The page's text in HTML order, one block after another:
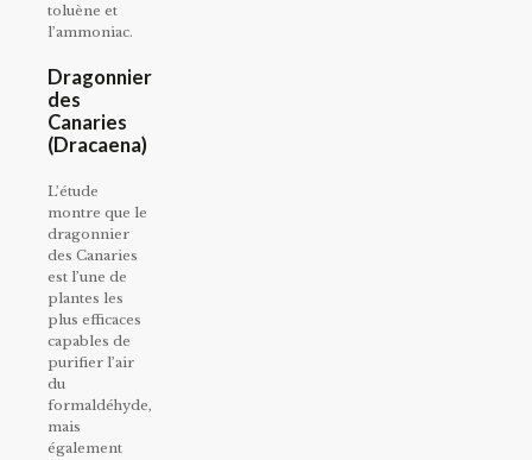
toluène et
l’ammoniac.
Dragonnier
des
Canaries
(Dracaena)
L’étude
montre que le
dragonnier
des Canaries
est l’une de
plantes les
plus efficaces
capables de
purifier l’air
du
formaldéhyde,
mais
également